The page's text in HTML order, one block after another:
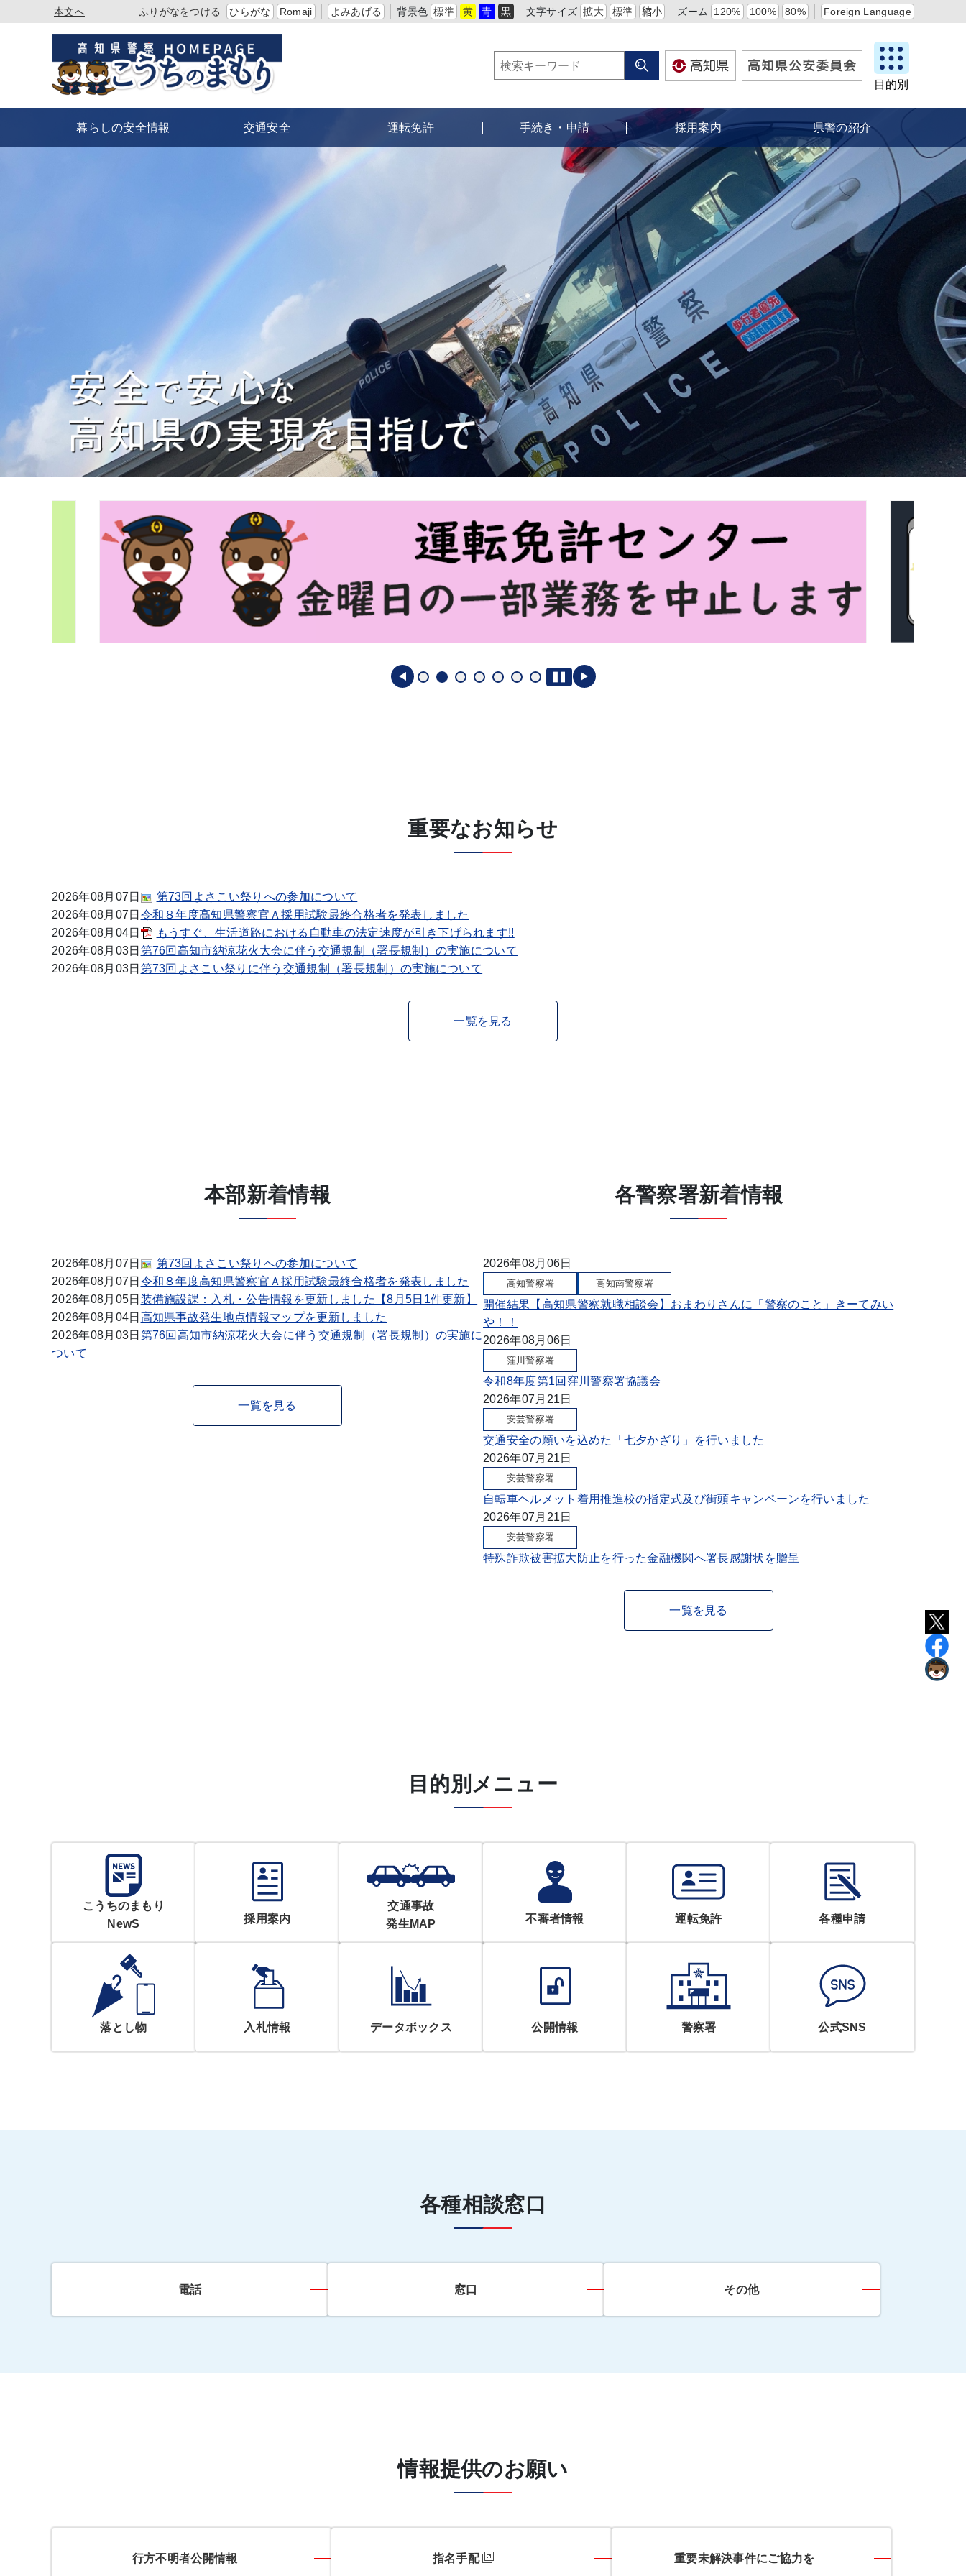
本文へ ふりがなをつける ひらがな Romaji よみあげる 背景色 標準 黄 青 黒 文字サイズ 拡大 標準 縮小 ズーム 120% 100% 80% Foreign Language
目的別
暮らしの安全情報 交通安全 運転免許 手続き・申請 採用案内 県警の紹介
重要なお知らせ
2026年08月07日
第73回よさこい祭りへの参加について
2026年08月07日 令和８年度高知県警察官Ａ採用試験最終合格者を発表しました
2026年08月04日
もうすぐ、生活道路における自動車の法定速度が引き下げられます!!
2026年08月03日 第76回高知市納涼花火大会に伴う交通規制（署長規制）の実施について
2026年08月03日 第73回よさこい祭りに伴う交通規制（署長規制）の実施について
一覧を見る
本部新着情報
2026年08月07日
第73回よさこい祭りへの参加について
2026年08月07日 令和８年度高知県警察官Ａ採用試験最終合格者を発表しました
2026年08月05日 装備施設課：入札・公告情報を更新しました【8月5日1件更新】
2026年08月04日 高知県事故発生地点情報マップを更新しました
2026年08月03日 第76回高知市納涼花火大会に伴う交通規制（署長規制）の実施に
ついて
一覧を見る
各警察署新着情報
2026年08月06日
高知警察署 高知南警察署
開催結果【高知県警察就職相談会】おまわりさんに「警察のこと」きーてみい
や！！
2026年08月06日
窪川警察署
令和8年度第1回窪川警察署協議会
2026年07月21日
安芸警察署
交通安全の願いを込めた「七夕かざり」を行いました
2026年07月21日
安芸警察署
自転車ヘルメット着用推進校の指定式及び街頭キャンペーンを行いました
2026年07月21日
安芸警察署
特殊詐欺被害拡大防止を行った金融機関へ署長感謝状を贈呈
一覧を見る
目的別メニュー
こうちのまもり
NewS
採用案内
交通事故
発生MAP
不審者情報 運転免許 各種申請
落とし物 入札情報 データボックス 公開情報 警察署 公式SNS
各種相談窓口
電話 窓口 その他
情報提供のお願い
行方不明者公開情報 指名手配 重要未解決事件にご協力を